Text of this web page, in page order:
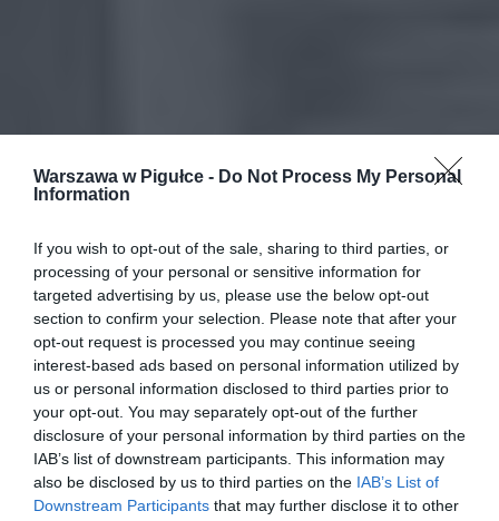
Warszawa w Pigułce - Do Not Process My Personal
Information
If you wish to opt-out of the sale, sharing to third parties, or
processing of your personal or sensitive information for
targeted advertising by us, please use the below opt-out
section to confirm your selection. Please note that after your
opt-out request is processed you may continue seeing
interest-based ads based on personal information utilized by
us or personal information disclosed to third parties prior to
your opt-out. You may separately opt-out of the further
disclosure of your personal information by third parties on the
IAB’s list of downstream participants. This information may
also be disclosed by us to third parties on the IAB’s List of
Downstream Participants that may further disclose it to other